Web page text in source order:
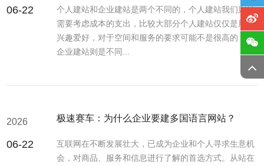
06-22
个人建站和企业建站是两个不同的，个人建站我们则是
需要考虑成本的支出，比较大部分个人建站仅仅是用于
兴趣爱好，对于空间和服务的要求可能不是很高的，而
企业建站则是不同...
2026
06-22
极速赛车：为什么企业要建多国语言网站？
互联网在不断发展壮大，已成为企业和个人寻求生意机
会，对商品、服务和信息进行了解的首选方式。从站在